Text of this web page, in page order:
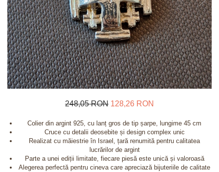
248,05 RON 128,26 RON
Colier din argint 925, cu lanț gros de tip șarpe, lungime 45 cm
Cruce cu detalii deosebite și design complex unic
Realizat cu măiestrie în Israel, țară renumită pentru calitatea
lucrărilor de argint
Parte a unei ediții limitate, fiecare piesă este unică și valoroasă
Alegerea perfectă pentru cineva care apreciază bijuteriile de calitate